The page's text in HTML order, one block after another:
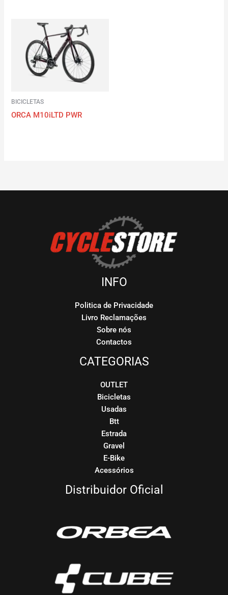
BICICLETAS
ORCA M10iLTD PWR
INFO
Politica de Privacidade
Livro Reclamações
Sobre nós
Contactos
CATEGORIAS
OUTLET
Bicicletas
Usadas
Btt
Estrada
Gravel
E-Bike
Acessórios
Distribuidor Oficial